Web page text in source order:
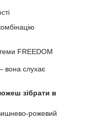
FREEDOM
вона слухає
зібрати в
рожевий